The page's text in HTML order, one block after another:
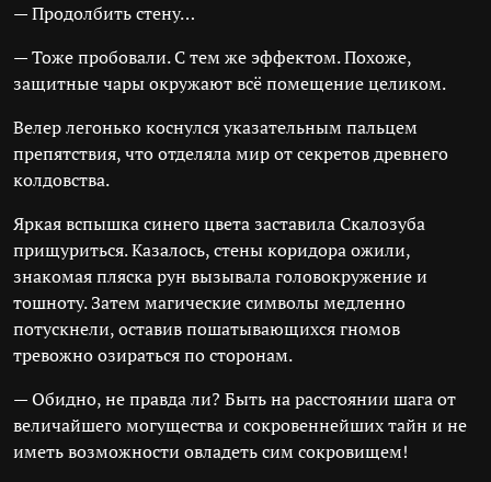
— Продолбить стену…
— Тоже пробовали. С тем же эффектом. Похоже,
защитные чары окружают всё помещение целиком.
Велер легонько коснулся указательным пальцем
препятствия, что отделяла мир от секретов древнего
колдовства.
Яркая вспышка синего цвета заставила Скалозуба
прищуриться. Казалось, стены коридора ожили,
знакомая пляска рун вызывала головокружение и
тошноту. Затем магические символы медленно
потускнели, оставив пошатывающихся гномов
тревожно озираться по сторонам.
— Обидно, не правда ли? Быть на расстоянии шага от
величайшего могущества и сокровеннейших тайн и не
иметь возможности овладеть сим сокровищем!